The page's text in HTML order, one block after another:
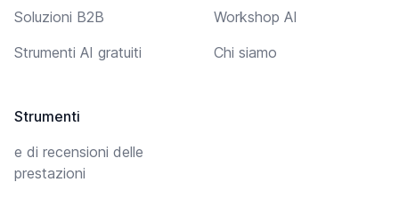
Soluzioni B2B
Strumenti AI gratuiti
Strumenti
e di recensioni delle
prestazioni
Workshop AI
Chi siamo